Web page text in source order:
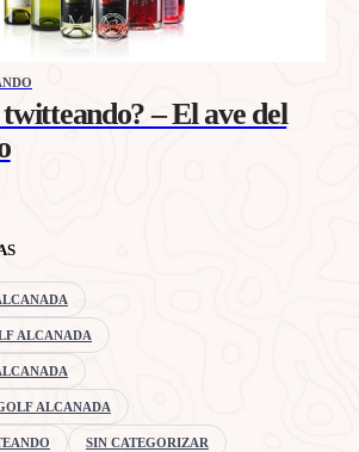
– El ave del
ALCANADA
ALCANADA
SIN CATEGORIZAR